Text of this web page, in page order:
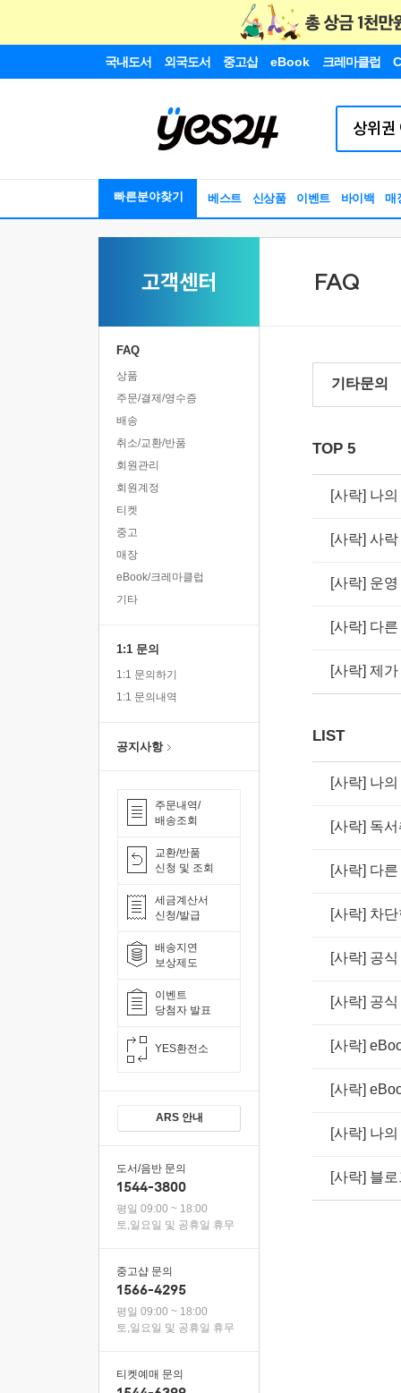
국내도서 외국도서 중고샵 eBook 크레마클럽
빠른분야찾기 베스트 신상품 이벤트 바이백 매
고객센터 FAQ
FAQ
상품
주문/결제/영수증
배송
취소/교환/반품
회원관리
회원계정
티켓
중고
매장
eBook/크레마클럽
기타
1:1 문의
1:1 문의하기
1:1 문의내역
공지사항
주문내역/
배송조회
교환/반품
신청 및 조회
세금계산서
신청/발급
배송지연
보상제도
이벤트
당첨자 발표
YES환전소
ARS 안내
도서/음반 문의
1544-3800
평일 09:00 ~ 18:00
토,일요일 및 공휴일 휴무
중고샵 문의
1566-4295
평일 09:00 ~ 18:00
토,일요일 및 공휴일 휴무
티켓예매 문의
기타문의
TOP 5
[사락] 나
[사락] 사
[사락] 운
[사락] 다
[사락] 제
LIST
[사락] 나
[사락] 독
[사락] 다
[사락] 차
[사락] 공
[사락] 공
[사락]
[사락]
[사락] 나
[사락] 블